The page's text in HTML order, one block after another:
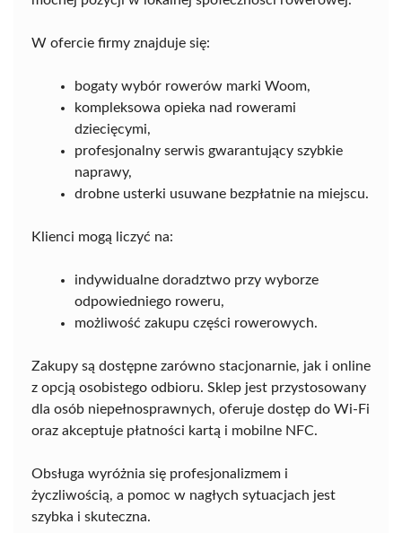
W ofercie firmy znajduje się:
bogaty wybór rowerów marki Woom,
kompleksowa opieka nad rowerami
dziecięcymi,
profesjonalny serwis gwarantujący szybkie
naprawy,
drobne usterki usuwane bezpłatnie na miejscu.
Klienci mogą liczyć na:
indywidualne doradztwo przy wyborze
odpowiedniego roweru,
możliwość zakupu części rowerowych.
Zakupy są dostępne zarówno stacjonarnie, jak i online
z opcją osobistego odbioru. Sklep jest przystosowany
dla osób niepełnosprawnych, oferuje dostęp do Wi-Fi
oraz akceptuje płatności kartą i mobilne NFC.
Obsługa wyróżnia się profesjonalizmem i
życzliwością, a pomoc w nagłych sytuacjach jest
szybka i skuteczna.